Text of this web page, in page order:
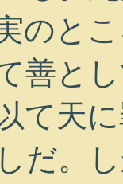
のと
善と
て天
だ。